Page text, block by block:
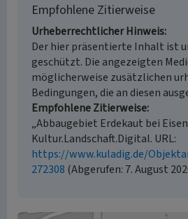
Empfohlene Zitierweise
Urheberrechtlicher Hinweis
Der hier präsentierte Inhalt ist
geschützt. Die angezeigten
möglicherweise zusätzlichen
Bedingungen, die an diesen
Empfohlene Zitierweise
„Abbaugebiet Erdekaut bei
Kultur.Landschaft.Digital. URL:
https://www.kuladig.de/
272308 (Abgerufen: 7. August